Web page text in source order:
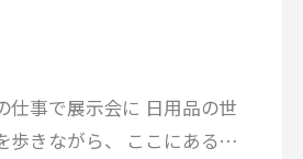
仕事で展示会に 日用品の世
歩きながら、 ここにあるも